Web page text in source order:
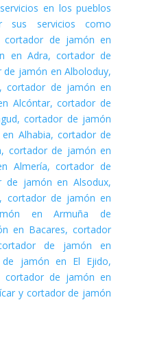
en los pueblos
sus servicios como
de jamón en
en Adra, cortador de
jamón en Alboloduy,
cortador de jamón en
Alcóntar, cortador de
cortador de jamón
Alhabia, cortador de
cortador de jamón en
Almería, cortador de
de jamón en Alsodux,
cortador de jamón en
en Armuña de
en Bacares, cortador
de jamón en
jamón en El Ejido,
de jamón en
y cortador de jamón